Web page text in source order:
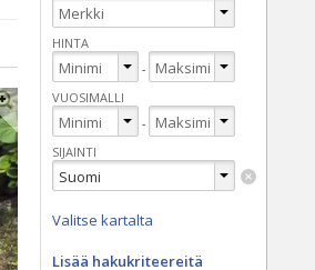
HINTA
-
VUOSIMALLI
-
SIJAINTI
Valitse kartalta
Lisää hakukriteereitä